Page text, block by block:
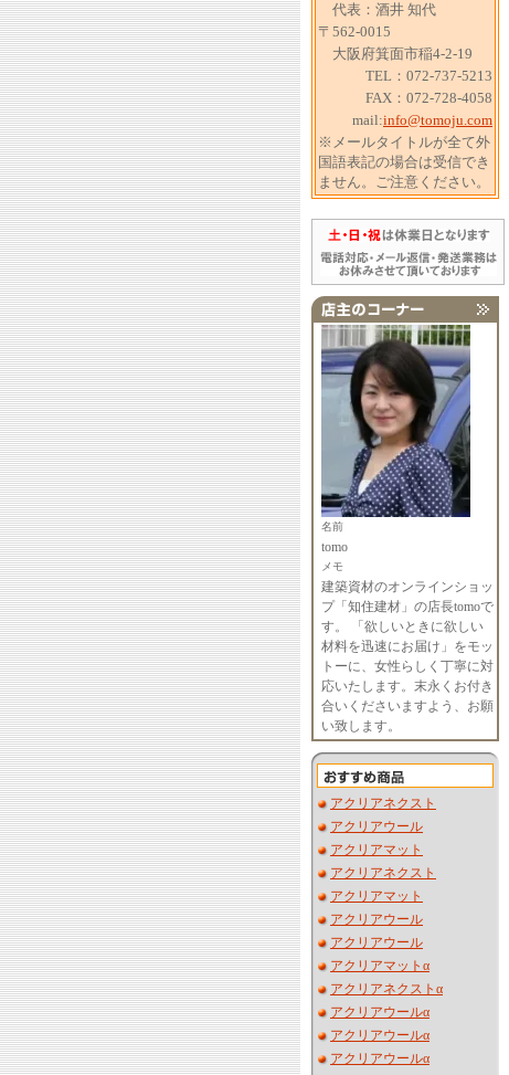
代表：酒井 知代
〒562-0015
大阪府箕面市稲4-2-19
TEL：072-737-5213
FAX：072-728-4058
mail:info@tomoju.com
※メールタイトルが全て外
国語表記の場合は受信でき
ません。ご注意ください。
名前
tomo
メモ
建築資材のオンラインショッ
プ「知住建材」の店長tomoで
す。 「欲しいときに欲しい
材料を迅速にお届け」をモッ
トーに、女性らしく丁寧に対
応いたします。末永くお付き
合いくださいますよう、お願
い致します。
アクリアネクスト
アクリアウール
アクリアマット
アクリアネクスト
アクリアマット
アクリアウール
アクリアウール
アクリアマットα
アクリアネクストα
アクリアウールα
アクリアウールα
アクリアウールα